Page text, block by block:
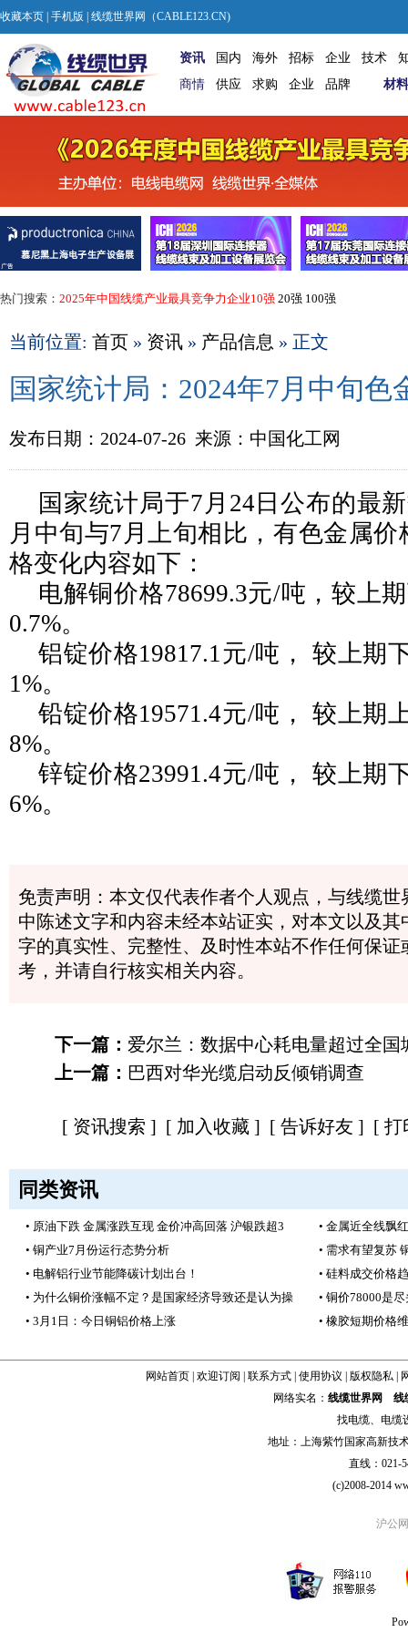
收藏本页 手机版 | 线缆世界网（CABLE123.CN)
资讯 国内 海外 招标 企业 技术
商情
供应 求购 企业 品牌 材料
热门搜索： 2025年中国线缆产业最具竞争力企业10强 20强 100强
当前位置: 首页 » 资讯 » 产品信息 » 正文
国家统计局：2024年7月中旬色
发布日期：2024-07-26 来源：中国化工网
国家统计局于7月24日公布的最
月中旬与7月上旬相比，有色金属
格变化内容如下：
电解铜价格78699.3元/吨，较上
0.7%。
铝锭价格19817.1元/吨， 较上期
1%。
铅锭价格19571.4元/吨， 较上期
8%。
锌锭价格23991.4元/吨， 较上期
6%。
免责声明：本文仅代表作者个人观点，与线缆
中陈述文字和内容未经本站证实，对本文以及
字的真实性、完整性、及时性本站不作任何保
考，并请自行核实相关内容。
下一篇： 爱尔兰：数据中心耗电量超过全国
上一篇： 巴西对华光缆启动反倾销调查
[ 资讯搜索 ] [ 加入收藏] [ 告诉好友 ] [ 打
同类资讯
• 原油下跌 金属涨跌互现 金价冲高回落 沪银跌超3
• 金属近全线飘
• 铜产业7月份运行态势分析
• 需求有望复苏
• 电解铝行业节能降碳计划出台！
• 硅料成交价格
• 为什么铜价涨幅不定？是国家经济导致还是认为操
• 铜价78000是
• 3月1日：今日铜铝价格上涨
• 橡胶短期价格
网站首页| 欢迎订阅 联系方式| 使用协议 版权隐私|
网络实名： 线缆世界网
线
找电缆、 电缆
地址：上海紫竹国家高新技
直线：021-
(c)2008-2014
沪公